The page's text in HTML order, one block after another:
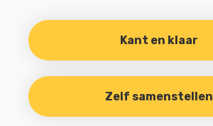
Kant en klaar
Zelf samenstellen